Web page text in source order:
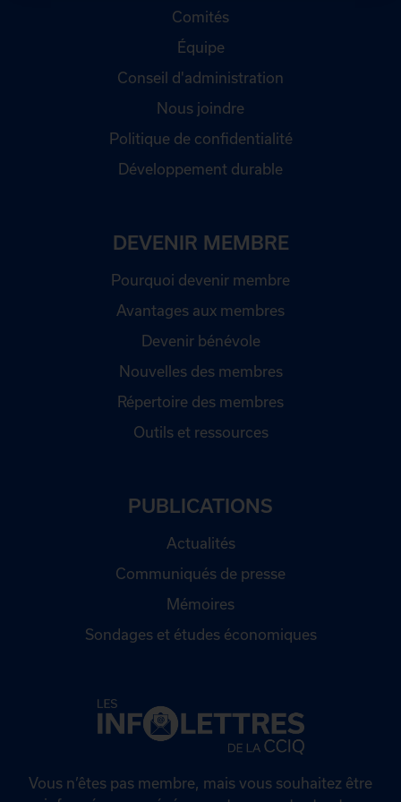
Comités
Équipe
Conseil d'administration
Nous joindre
Politique de confidentialité
Développement durable
DEVENIR MEMBRE
Pourquoi devenir membre
Avantages aux membres
Devenir bénévole
Nouvelles des membres
Répertoire des membres
Outils et ressources
PUBLICATIONS
Actualités
Communiqués de presse
Mémoires
Sondages et études économiques
Vous n’êtes pas membre, mais vous souhaitez être